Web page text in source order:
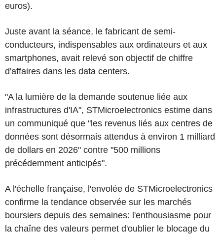
euros).
Juste avant la séance, le fabricant de semi-
conducteurs, indispensables aux ordinateurs et aux
smartphones, avait relevé son objectif de chiffre
d'affaires dans les data centers.
"A la lumière de la demande soutenue liée aux
infrastructures d'IA", STMicroelectronics estime dans
un communiqué que "les revenus liés aux centres de
données sont désormais attendus à environ 1 milliard
de dollars en 2026" contre "500 millions
précédemment anticipés".
A l'échelle française, l'envolée de STMicroelectronics
confirme la tendance observée sur les marchés
boursiers depuis des semaines: l'enthousiasme pour
la chaîne des valeurs permet d'oublier le blocage du